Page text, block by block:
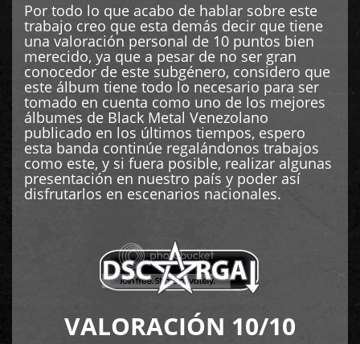
Por todo lo que acabo de hablar sobre este
trabajo creo que esta demás decir que tiene
una valoración personal de 10 puntos bien
merecido, ya que a pesar de no ser gran
conocedor de este subgénero, considero que
este álbum tiene todo lo necesario para ser
tomado en cuenta como uno de los mejores
álbumes de Black Metal Venezolano
publicado en los últimos tiempos, espero
esta banda continúe regalándonos trabajos
como este, y si fuera posible, realizar algunas
presentación en nuestro país y poder así
disfrutarlos en escenarios nacionales.
VALORACIÓN 10/10